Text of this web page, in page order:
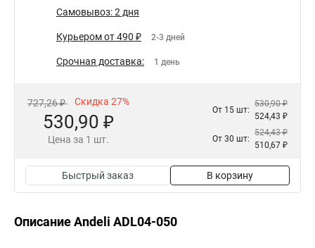
Самовывоз: 2 дня
Курьером от 490 ₽ 2-3 дней
Срочная доставка: 1 день
727,26 ₽ Скидка 27%
530,90 ₽
Цена за 1 шт.
От 15 шт:
530,90 ₽
524,43 ₽
От 30 шт:
524,43 ₽
510,67 ₽
Быстрый заказ В корзину
Описание Andeli ADL04-050